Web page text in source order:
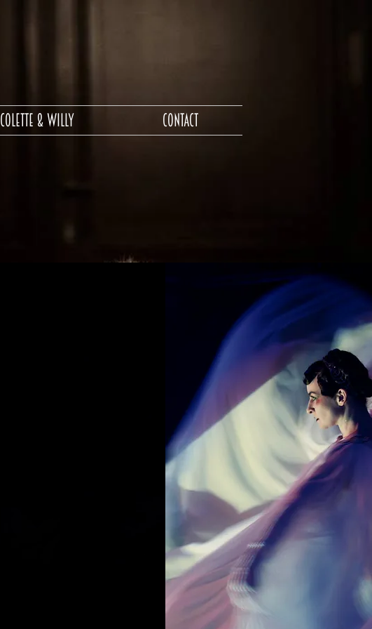
COLETTE & WILLY CONTACT